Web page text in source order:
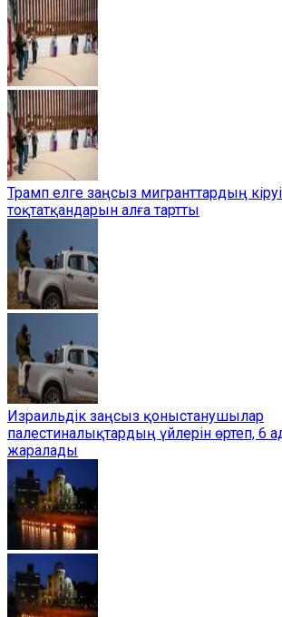
Трамп елге заңсыз мигранттардың
тоқтатқандарын алға тартты
Израильдік заңсыз қоныстанушылар
палестиналықтардың үйлерін өртеп, 6
жаралады